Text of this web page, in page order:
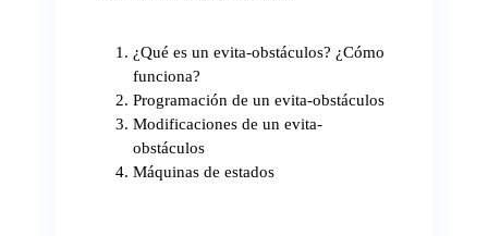
¿Qué es un evita-obstáculos? ¿Cómo
funciona?
Programación de un evita-obstáculos
Modificaciones de un evita-
obstáculos
Máquinas de estados